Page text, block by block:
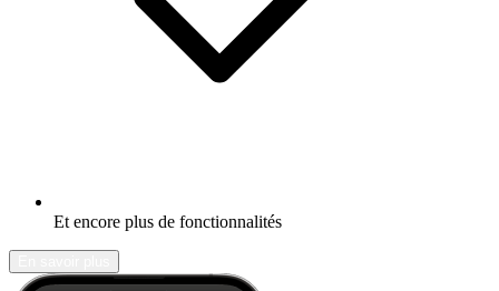
Et encore plus de fonctionnalités